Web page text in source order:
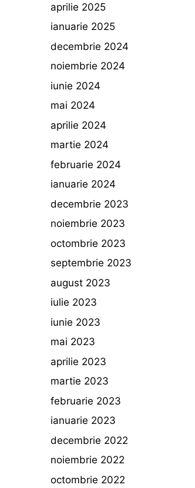
aprilie 2025
ianuarie 2025
decembrie 2024
noiembrie 2024
iunie 2024
mai 2024
aprilie 2024
martie 2024
februarie 2024
ianuarie 2024
decembrie 2023
noiembrie 2023
octombrie 2023
septembrie 2023
august 2023
iulie 2023
iunie 2023
mai 2023
aprilie 2023
martie 2023
februarie 2023
ianuarie 2023
decembrie 2022
noiembrie 2022
octombrie 2022